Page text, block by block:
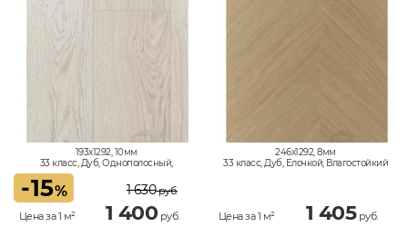
193x1292, 10мм
33 класс, Дуб, Однополосный,
-15%
Цена за 1 м²
1 630руб.
1 400 руб.
246x1292, 8мм
33 класс, Дуб, Елочкой, Влагостойкий
Цена за 1 м² 1 405руб.